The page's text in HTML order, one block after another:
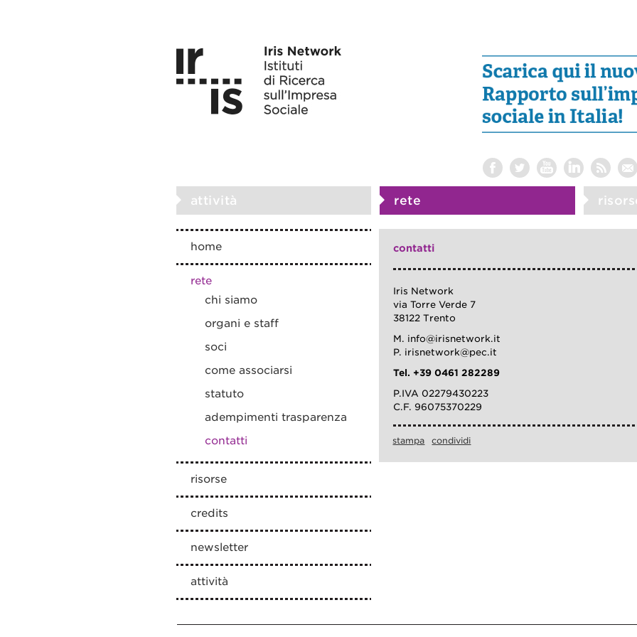
attività rete
home
rete
chi siamo
organi e staff
soci
come associarsi
statuto
adempimenti trasparenza
contatti
risorse
credits
newsletter
attività
contatti
Iris Network
via Torre Verde 7
38122 Trento
M. info@irisnetwork.it
P. irisnetwork@pec.it
Tel. +39 0461 282289
P.IVA 02279430223
C.F. 96075370229
stampa condividi